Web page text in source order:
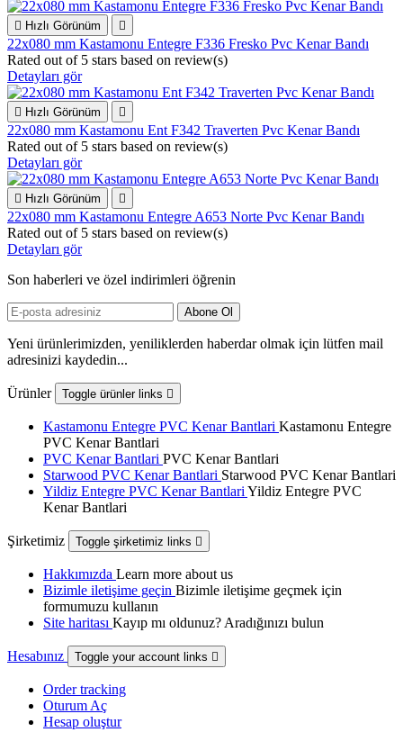
 Hızlı Görünüm 
22x080 mm Kastamonu Entegre F336 Fresko Pvc Kenar Bandı
Rated out of 5 stars based on review(s)
Detayları gör
 Hızlı Görünüm 
22x080 mm Kastamonu Ent F342 Traverten Pvc Kenar Bandı
Rated out of 5 stars based on review(s)
Detayları gör
 Hızlı Görünüm 
22x080 mm Kastamonu Entegre A653 Norte Pvc Kenar Bandı
Rated out of 5 stars based on review(s)
Detayları gör
Son haberleri ve özel indirimleri öğrenin
Yeni ürünlerimizden, yeniliklerden haberdar olmak için lütfen mail
adresinizi kaydedin...
Ürünler Toggle ürünler links 
Kastamonu Entegre PVC Kenar Bantlari Kastamonu Entegre
PVC Kenar Bantlari
PVC Kenar Bantlari PVC Kenar Bantlari
Starwood PVC Kenar Bantlari Starwood PVC Kenar Bantlari
Yildiz Entegre PVC Kenar Bantlari Yildiz Entegre PVC
Kenar Bantlari
Şirketimiz Toggle şirketimiz links 
Hakkımızda Learn more about us
Bizimle iletişime geçin Bizimle iletişime geçmek için
formumuzu kullanın
Site haritası Kayıp mı oldunuz? Aradığınızı bulun
Hesabınız Toggle your account links 
Order tracking
Oturum Aç
Hesap oluştur